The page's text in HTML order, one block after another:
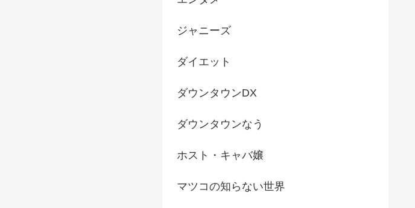
ジャニーズ
ダイエット
ダウンタウンDX
ダウンタウンなう
ホスト・キャバ嬢
マツコの知らない世界